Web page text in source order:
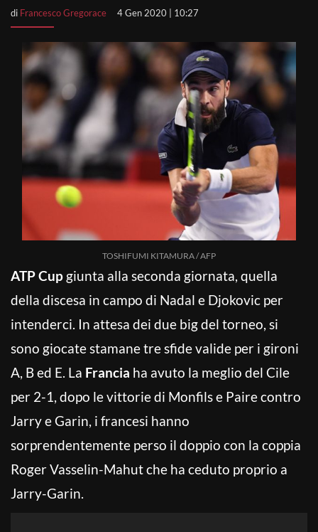
di Francesco Gregorace 4 Gen 2020 | 10:27
TOSHIFUMI KITAMURA / AFP
ATP Cup giunta alla seconda giornata, quella
della discesa in campo di Nadal e Djokovic per
intenderci. In attesa dei due big del torneo, si
sono giocate stamane tre sfide valide per i gironi
A, B ed E. La Francia ha avuto la meglio del Cile
per 2-1, dopo le vittorie di Monfils e Paire contro
Jarry e Garin, i francesi hanno
sorprendentemente perso il doppio con la coppia
Roger Vasselin-Mahut che ha ceduto proprio a
Jarry-Garin.